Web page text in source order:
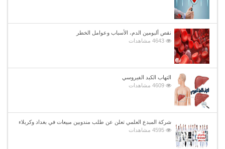
نقص ألبومين الدم، الأسباب وعوامل الخطر
4643 مشاهدات
التهاب الكبد الفيروسي
4609 مشاهدات
شركة المبدع العلمي تعلن عن طلب مندوبين مبيعات في بغداد وكربلاء
4595 مشاهدات